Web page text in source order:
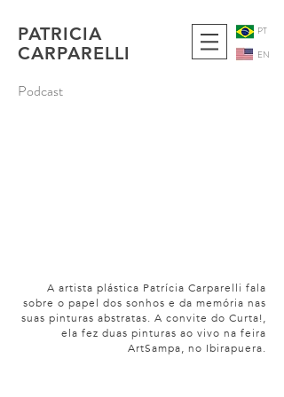
PATRICIA
CARPARELLI
PT
EN
Podcast
A artista plástica Patrícia Carparelli fala
sobre o papel dos sonhos e da memória nas
suas pinturas abstratas. A convite do Curta!,
ela fez duas pinturas ao vivo na feira
ArtSampa, no Ibirapuera.